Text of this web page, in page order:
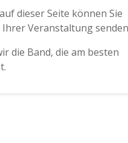
dieser Seite können Sie
Ihrer Veranstaltung
die Band, die am besten